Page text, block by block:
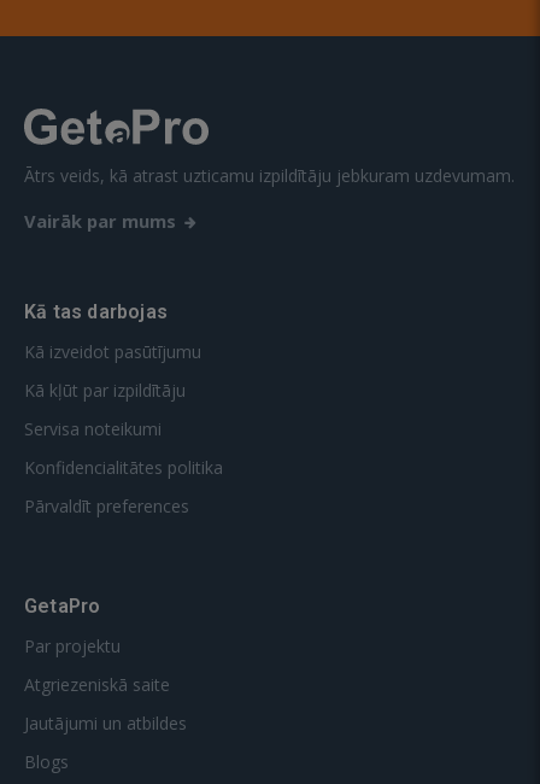
Ātrs veids, kā atrast uzticamu izpildītāju jebkuram uzdevumam.
Vairāk par mums
Kā tas darbojas
Kā izveidot pasūtījumu
Kā kļūt par izpildītāju
Servisa noteikumi
Konfidencialitātes politika
Pārvaldīt preferences
GetaPro
Par projektu
Atgriezeniskā saite
Jautājumi un atbildes
Blogs